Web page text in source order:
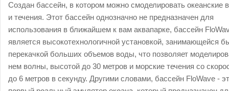
Создан бассейн, в котором можно смоделировать океанские
и течения. Этот бассейн однозначно не предназначен для
использования в ближайшем к вам аквапарке, бассейн
является высокотехнологичной установкой, занимающейся
перекачкой больших объемов воды, что позволяет
нем волны, высотой до 30 метров и морские течения со
до 6 метров в секунду. Другими словами, бассейн FloWave -